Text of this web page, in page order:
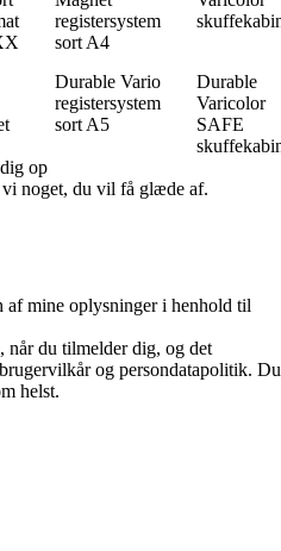
registersystem
sort A4
Durable Vario
registersystem
sort A5
Durable
Varicolor
SAFE
op
vi noget, du vil få glæde af.
af mine oplysninger i henhold til
når du tilmelder dig, og det
og persondatapolitik. Du
helst.